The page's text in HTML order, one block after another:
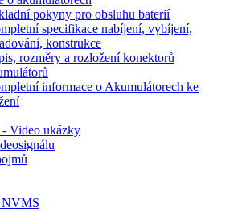
pokyny pro obsluhu baterií
specifikace nabíjení, vybíjení,
konstrukce
rozměry a rozložení konektorů
informace o Akumulátorech ke
- Video ukázky
NVMS